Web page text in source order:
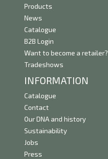
Products
News
Catalogue
B2B Login
Want to become a retailer?
Tradeshows
INFORMATION
Catalogue
Contact
Our DNA and history
Sustainability
Jobs
Press